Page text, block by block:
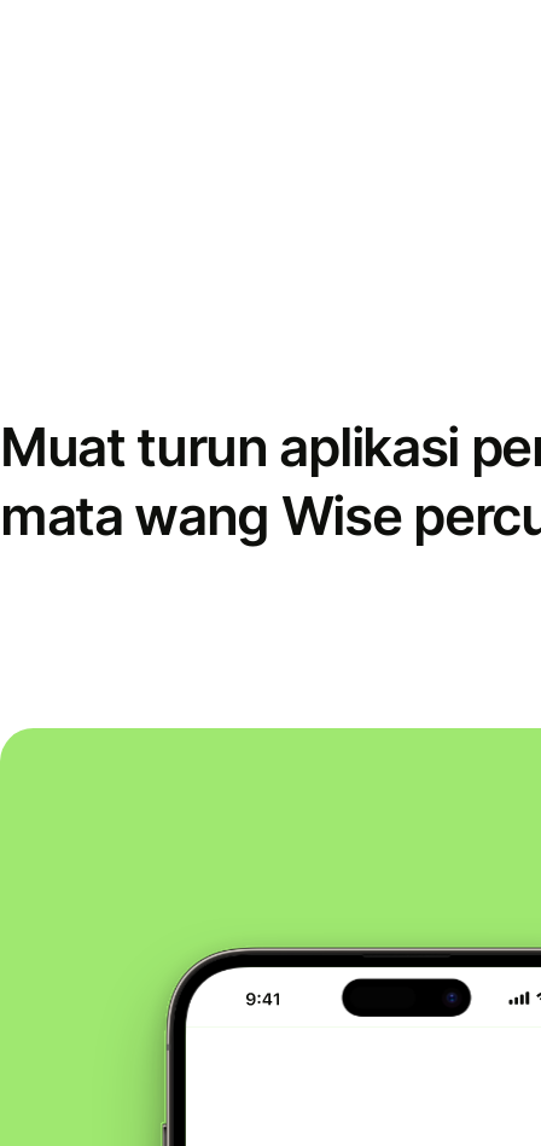
Muat turun aplikasi
mata wang Wise